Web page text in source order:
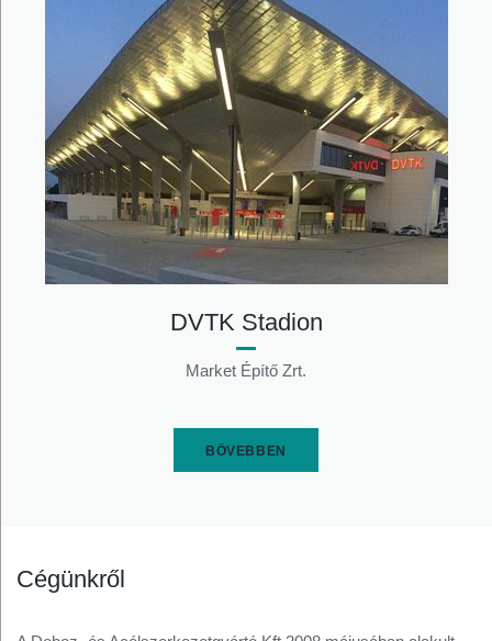
DVTK Stadion
Market Építő Zrt.
BŐVEBBEN
Cégünkről